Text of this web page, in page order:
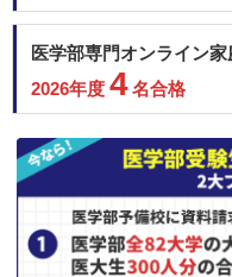
医学部専門オンライン
2026年度 4名合格